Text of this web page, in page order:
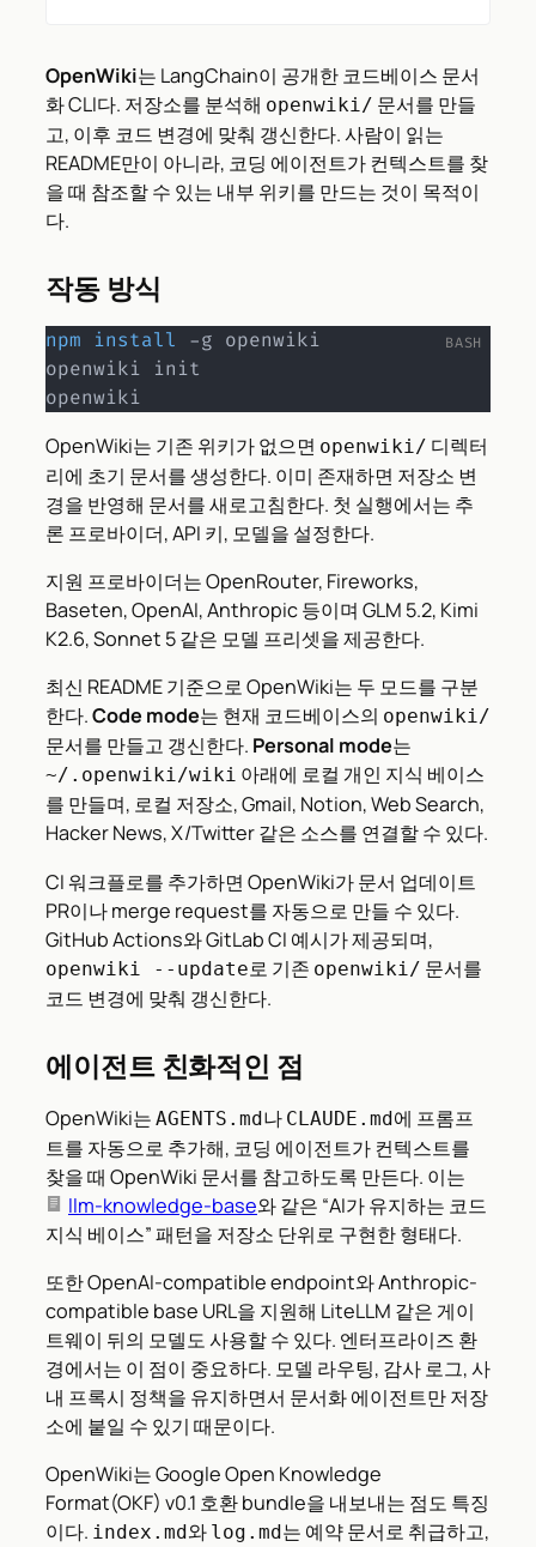
OpenWiki는 LangChain이 공개한 코드베이스 문서
화 CLI다. 저장소를 분석해 openwiki/ 문서를 만들
고, 이후 코드 변경에 맞춰 갱신한다. 사람이 읽는
README만이 아니라, 코딩 에이전트가 컨텍스트를 찾
을 때 참조할 수 있는 내부 위키를 만드는 것이 목적이
다.
작동 방식
npm install -g openwiki
openwiki init
openwiki
OpenWiki는 기존 위키가 없으면 openwiki/ 디렉터
리에 초기 문서를 생성한다. 이미 존재하면 저장소 변
경을 반영해 문서를 새로고침한다. 첫 실행에서는 추
론 프로바이더, API 키, 모델을 설정한다.
지원 프로바이더는 OpenRouter, Fireworks,
Baseten, OpenAI, Anthropic 등이며 GLM 5.2, Kimi
K2.6, Sonnet 5 같은 모델 프리셋을 제공한다.
최신 README 기준으로 OpenWiki는 두 모드를 구분
한다.Code mode는 현재 코드베이스의 openwiki/
문서를 만들고 갱신한다. Personal mode는
~/.openwiki/wiki 아래에 로컬 개인 지식 베이스
를 만들며, 로컬 저장소, Gmail, Notion, Web Search,
Hacker News, X/Twitter 같은 소스를 연결할 수 있다.
CI 워크플로를 추가하면 OpenWiki가 문서 업데이트
PR이나 merge request를 자동으로 만들 수 있다.
GitHub Actions와 GitLab CI 예시가 제공되며,
openwiki --update로 기존 openwiki/ 문서를
코드 변경에 맞춰 갱신한다.
에이전트 친화적인 점
OpenWiki는 AGENTS.md나 CLAUDE.md에 프롬프
트를 자동으로 추가해, 코딩 에이전트가 컨텍스트를
찾을 때 OpenWiki 문서를 참고하도록 만든다. 이는
llm-knowledge-base와 같은 “AI가 유지하는 코드
지식 베이스” 패턴을 저장소 단위로 구현한 형태다.
또한 OpenAI-compatible endpoint와 Anthropic-
compatible base URL을 지원해 LiteLLM 같은 게이
트웨이 뒤의 모델도 사용할 수 있다. 엔터프라이즈 환
경에서는 이 점이 중요하다. 모델 라우팅, 감사 로그, 사
내 프록시 정책을 유지하면서 문서화 에이전트만 저장
소에 붙일 수 있기 때문이다.
OpenWiki는 Google Open Knowledge
Format(OKF) v0.1 호환 bundle을 내보내는 점도 특징
이다. index.md와 log.md는 예약 문서로 취급하고,